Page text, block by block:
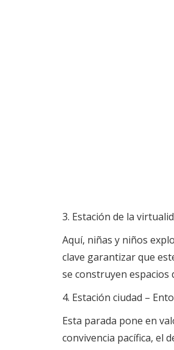
3. Estación de la
Aquí, niñas y niños
clave garantizar que
se construyen espacios
4. Estación ciudad –
Esta parada pone en
convivencia pacífica, el